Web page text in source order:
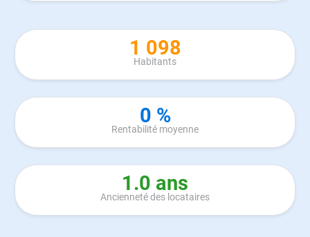
1 098
Habitants
0 %
Rentabilité moyenne
1.0 ans
Ancienneté des locataires